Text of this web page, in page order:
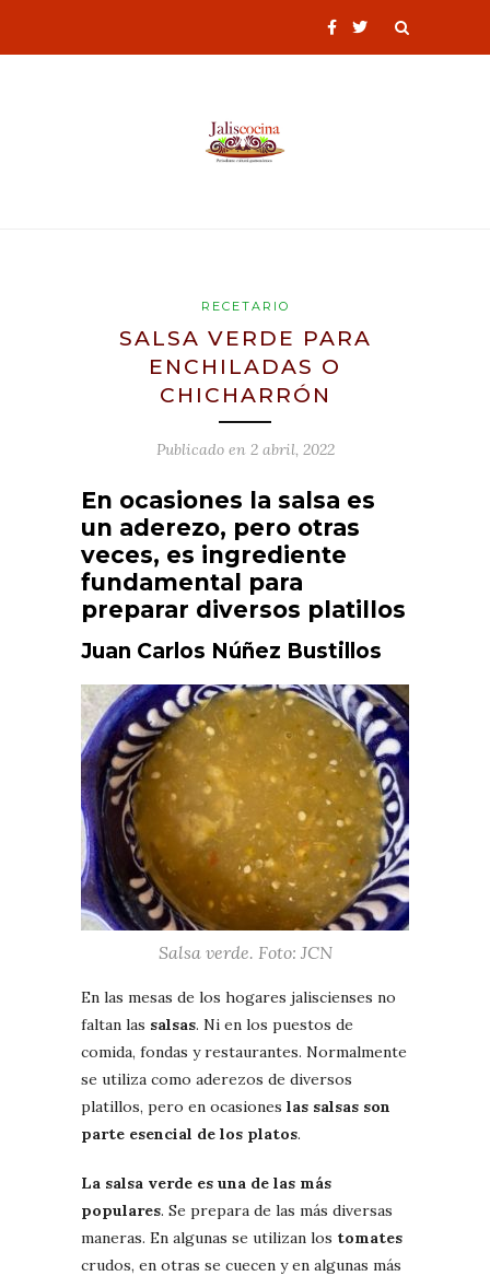
RECETARIO
SALSA VERDE PARA
ENCHILADAS O
CHICHARRÓN
Publicado en 2 abril, 2022
En ocasiones la salsa es
un aderezo, pero otras
veces, es ingrediente
fundamental para
preparar diversos platillos
Juan Carlos Núñez Bustillos
Salsa verde. Foto: JCN
En las mesas de los hogares jaliscienses no
faltan las salsas. Ni en los puestos de
comida, fondas y restaurantes. Normalmente
se utiliza como aderezos de diversos
platillos, pero en ocasiones las salsas son
parte esencial de los platos.
La salsa verde es una de las más
populares. Se prepara de las más diversas
maneras. En algunas se utilizan los tomates
crudos, en otras se cuecen y en algunas más